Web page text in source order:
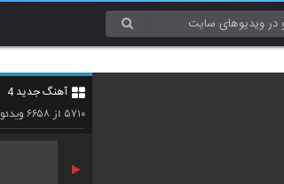
آهنگ جدید 4
۵۷۱۰ از ۶۶۵۸ویدئو
5709